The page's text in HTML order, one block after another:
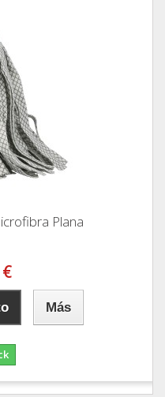
Plana
Más